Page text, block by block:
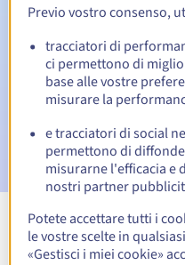
Email di notifica:60, 30,
Email il giorno della
sospensione del nome di
Email dopo il Redemption
cancellazione del nome di
Visualizza
Previo vostro consenso,
tracciatori di
ci permettono di
base alle vostre
misurare la
e tracciatori di social
permettono di
misurarne l'efficacia e
nostri partner
Potete accettare tutti i
le vostre scelte in
«Gestisci i miei cookie»